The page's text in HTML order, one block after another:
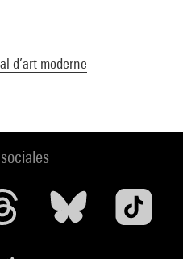
d’art moderne